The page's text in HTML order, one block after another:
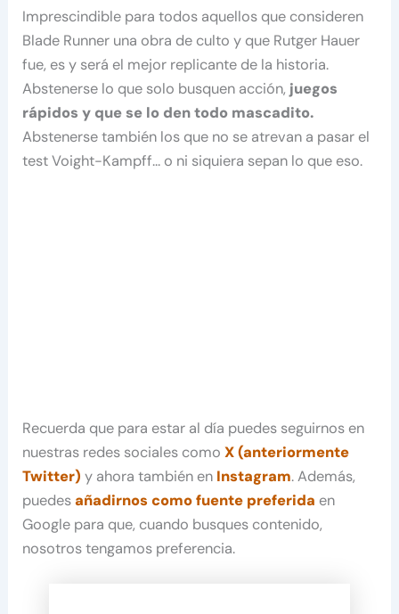
Imprescindible para todos aquellos que consideren
Blade Runner una obra de culto y que Rutger Hauer
fue, es y será el mejor replicante de la historia.
Abstenerse lo que solo busquen acción, juegos
rápidos y que se lo den todo mascadito.
Abstenerse también los que no se atrevan a pasar el
test Voight-Kampff… o ni siquiera sepan lo que eso.
Recuerda que para estar al día puedes seguirnos en
nuestras redes sociales comoX (anteriormente
Twitter) y ahora también en Instagram. Además,
puedesañadirnos como fuente preferida en
Google para que, cuando busques contenido,
nosotros tengamos preferencia.